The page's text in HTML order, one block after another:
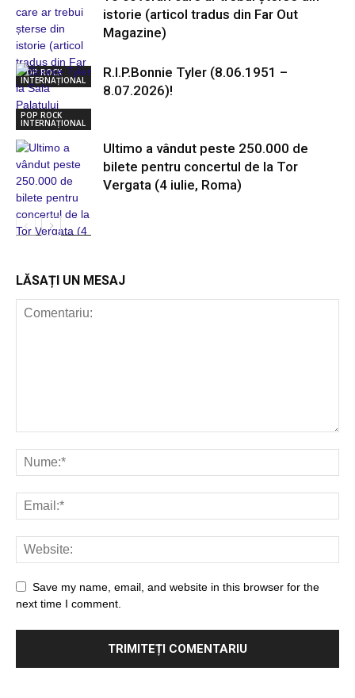
POP ROCK
INTERNAȚIONAL
istorie (articol tradus din Far Out
Magazine)
POP ROCK
INTERNAȚIONAL
R.I.P.Bonnie Tyler (8.06.1951 –
8.07.2026)!
Ultimo a vândut peste 250.000 de
bilete pentru concertul de la Tor
Vergata (4 iulie, Roma)
LĂSAȚI UN MESAJ
Save my name, email, and website in this browser for the
next time I comment.